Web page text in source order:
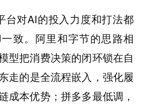
台对AI的投入力度和打法都
致。阿里和字节的思路相
型把消费决策的闭环锁在自
走的是全流程嵌入，强化履
成本优势；拼多多最低调，